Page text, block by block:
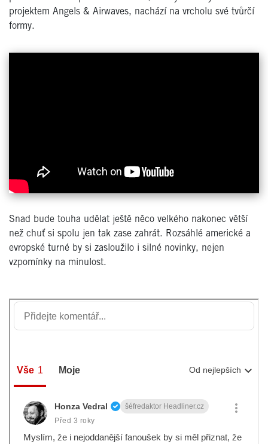
projektem Angels & Airwaves, nachází na vrcholu své tvůrčí
formy.
Snad bude touha udělat ještě něco velkého nakonec větší
než chuť si spolu jen tak zase zahrát. Rozsáhlé americké a
evropské turné by si zasloužilo i silné novinky, nejen
vzpomínky na minulost.